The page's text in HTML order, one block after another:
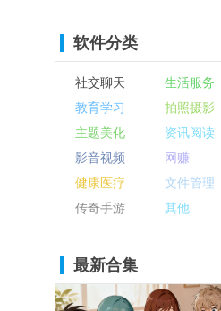
软件分类
社交聊天 生活服务
教育学习
拍照摄影
主题美化
资讯阅读
影音视频
网赚
健康医疗
文件管理
传奇手游
其他
最新合集